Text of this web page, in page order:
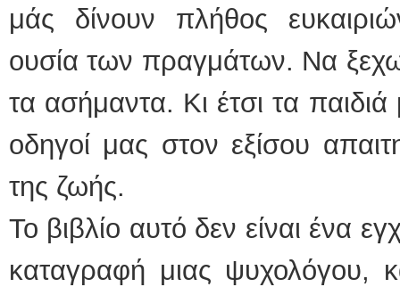
μάς δίνουν πλήθος
ουσία των πραγμάτων. Να
τα ασήμαντα. Κι έτσι τα
οδηγοί μας στον εξίσου
της ζωής.
Το βιβλίο αυτό δεν είναι ένα
καταγραφή μιας ψυχολόγου,